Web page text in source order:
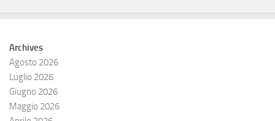
Archives
Agosto 2026
Luglio 2026
Giugno 2026
Maggio 2026